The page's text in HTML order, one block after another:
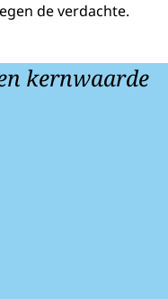
de verdachte.
kernwaarde